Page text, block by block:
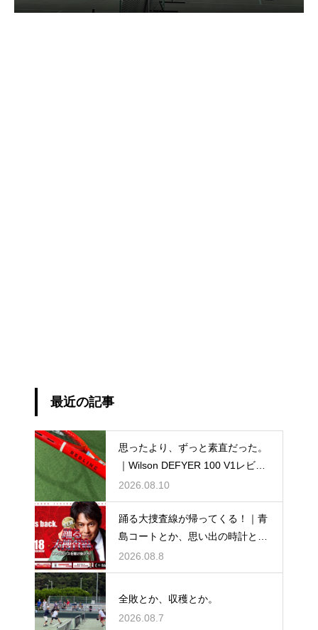
最近の記事
思ったより、ずっと素直だった。
｜Wilson DEFYER 100 V1レビュ
ー
2026.08.10
踊る大捜査線が帰ってくる！｜青
島コートとか、思い出の時計と
か。
2026.08.8
全敗とか、収穫とか。
2026.08.7